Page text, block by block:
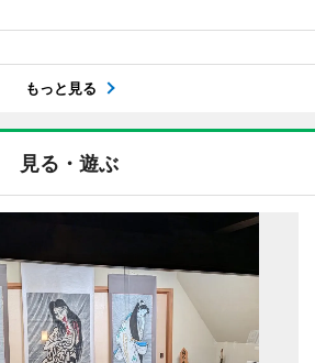
もっと見る
見る・遊ぶ